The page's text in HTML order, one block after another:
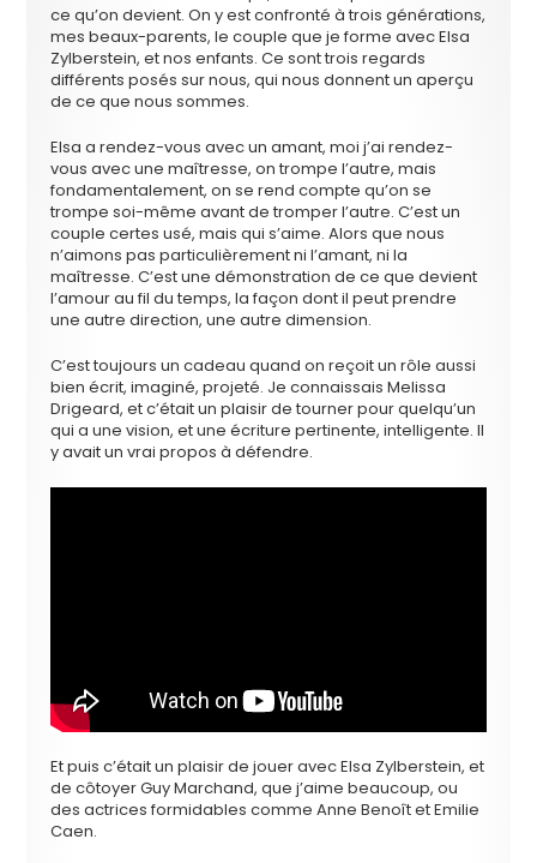
ce qu’on devient. On y est confronté à trois générations,
mes beaux-parents, le couple que je forme avec Elsa
Zylberstein, et nos enfants. Ce sont trois regards
différents posés sur nous, qui nous donnent un aperçu
de ce que nous sommes.
Elsa a rendez-vous avec un amant, moi j’ai rendez-
vous avec une maîtresse, on trompe l’autre, mais
fondamentalement, on se rend compte qu’on se
trompe soi-même avant de tromper l’autre. C’est un
couple certes usé, mais qui s’aime. Alors que nous
n’aimons pas particulièrement ni l’amant, ni la
maîtresse. C’est une démonstration de ce que devient
l’amour au fil du temps, la façon dont il peut prendre
une autre direction, une autre dimension.
C’est toujours un cadeau quand on reçoit un rôle aussi
bien écrit, imaginé, projeté. Je connaissais Melissa
Drigeard, et c’était un plaisir de tourner pour quelqu’un
qui a une vision, et une écriture pertinente, intelligente. Il
y avait un vrai propos à défendre.
Et puis c’était un plaisir de jouer avec Elsa Zylberstein, et
de côtoyer Guy Marchand, que j’aime beaucoup, ou
des actrices formidables comme Anne Benoît et Emilie
Caen.